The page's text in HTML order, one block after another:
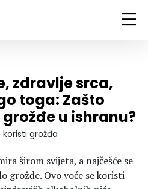
zdravlje srca,
toga: Zašto
u ishranu?
grožđa
širom svijeta, a najčešće se
grožđe. Ovo voće se koristi